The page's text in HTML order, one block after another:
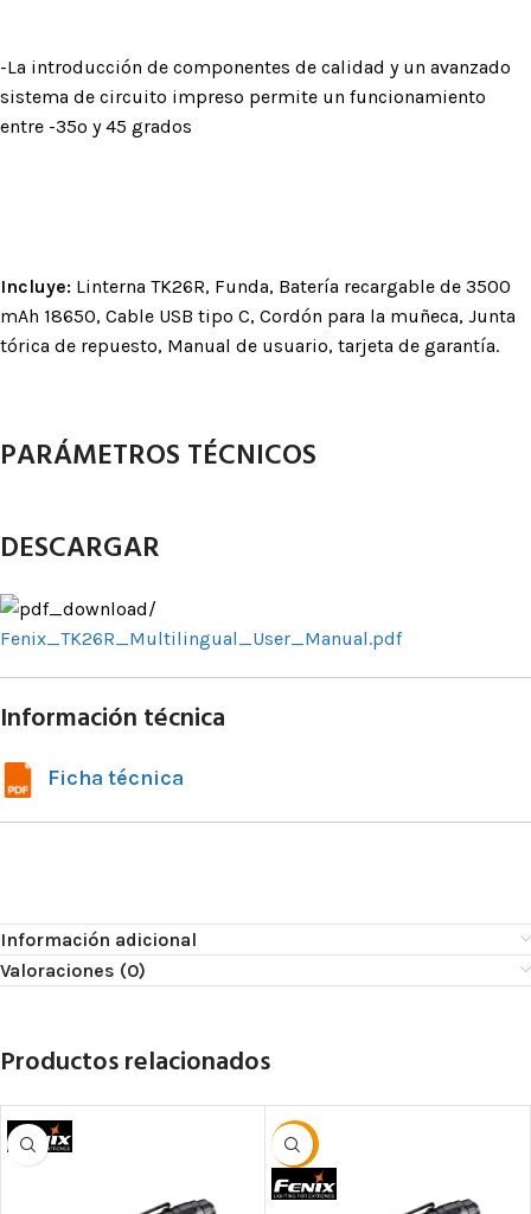
-La introducción de componentes de calidad y un avanzado
sistema de circuito impreso permite un funcionamiento
entre -35º y 45 grados
Incluye: Linterna TK26R, Funda, Batería recargable de 3500
mAh 18650, Cable USB tipo C, Cordón para la muñeca, Junta
tórica de repuesto, Manual de usuario, tarjeta de garantía.
PARÁMETROS TÉCNICOS
DESCARGAR
Fenix_TK26R_Multilingual_User_Manual.pdf
Información técnica
Ficha técnica
Información adicional
Valoraciones (0)
Productos relacionados
-30%